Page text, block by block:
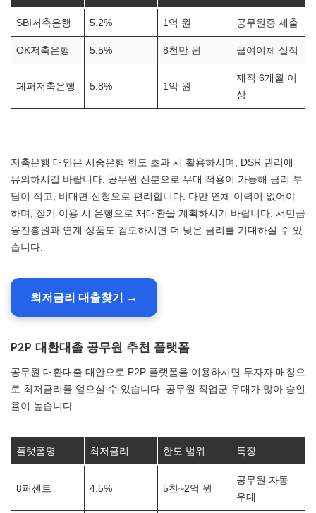
SBI저축은행 5.2% 1억 원 공무원증 제출
OK저축은행 5.5% 8천만 원 급여이체 실적
페퍼저축은행 5.8% 1억 원
재직 6개월 이
상
저축은행 대안은 시중은행 한도 초과 시 활용하시며, DSR 관리에
유의하시길 바랍니다. 공무원 신분으로 우대 적용이 가능해 금리 부
담이 적고, 비대면 신청으로 편리합니다. 다만 연체 이력이 없어야
하며, 장기 이용 시 은행으로 재대환을 계획하시기 바랍니다. 서민금
융진흥원과 연계 상품도 검토하시면 더 낮은 금리를 기대하실 수 있
습니다.
최저금리 대출찾기 →
P2P 대환대출 공무원 추천 플랫폼
공무원 대환대출 대안으로 P2P 플랫폼을 이용하시면 투자자 매칭으
로 최저금리를 얻으실 수 있습니다. 공무원 직업군 우대가 많아 승인
율이 높습니다.
플랫폼명 최저금리 한도 범위 특징
8퍼센트 4.5% 5천~2억 원
공무원 자동
우대